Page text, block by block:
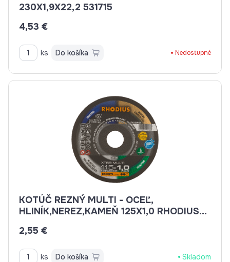
230X1,9X22,2 531715
4,53 €
ks Do košíka Nedostupné
KOTÚČ REZNÝ MULTI - OCEĽ,
HLINÍK,NEREZ,KAMEŇ 125X1,0 RHODIUS
2,55 €
ks Do košíka Skladom